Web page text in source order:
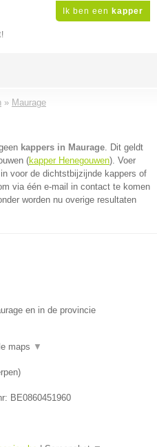
Ik ben een kapper
» Maurage
kappers in Maurage. Dit geldt
(kapper Henegouwen). Voer
voor de dichtstbijzijnde kappers of
via één e-mail in contact te komen
worden nu overige resultaten
en in de provincie
maps ▼
)
BE0860451960